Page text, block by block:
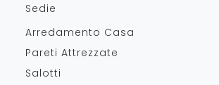
Sedie
Arredamento Casa
Pareti Attrezzate
Salotti